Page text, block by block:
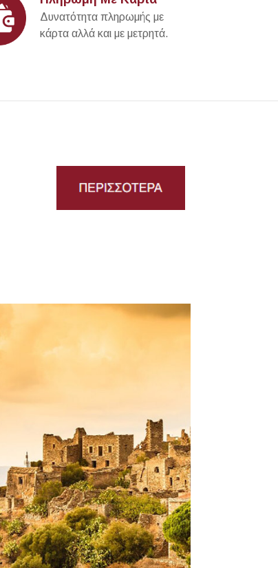
Δυνατότητα πληρωμής με
κάρτα αλλά και με μετρητά.